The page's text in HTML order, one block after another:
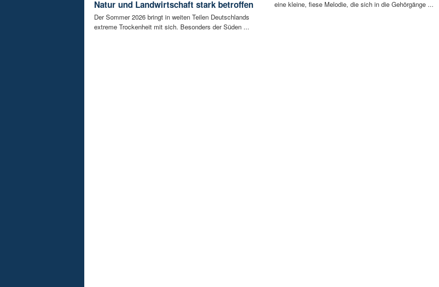
Natur und Landwirtschaft stark betroffen
Der Sommer 2026 bringt in weiten Teilen Deutschlands
extreme Trockenheit mit sich. Besonders der Süden ...
eine kleine, fiese Melodie, die sich in die Gehörgänge ...